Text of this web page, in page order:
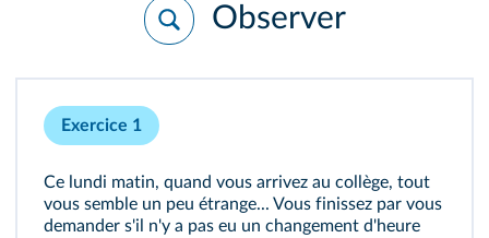
Observer
Exercice 1
Ce lundi matin, quand vous arrivez au collège, tout
vous semble un peu étrange... Vous finissez par vous
demander s'il n'y a pas eu un changement d'heure